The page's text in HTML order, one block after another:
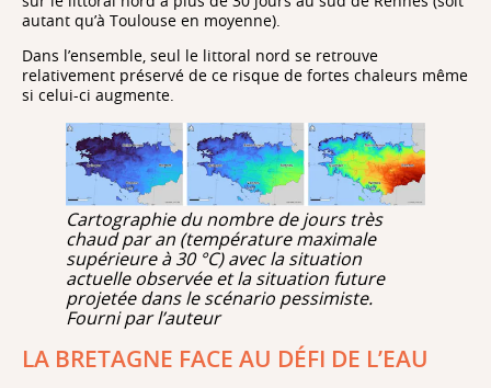
autant qu’à Toulouse en moyenne).
Dans l’ensemble, seul le littoral nord se retrouve
relativement préservé de ce risque de fortes chaleurs même
si celui-ci augmente.
Cartographie du nombre de jours très
chaud par an (température maximale
supérieure à 30 °C) avec la situation
actuelle observée et la situation future
projetée dans le scénario pessimiste.
Fourni par l’auteur
LA BRETAGNE FACE AU DÉFI DE L’EAU